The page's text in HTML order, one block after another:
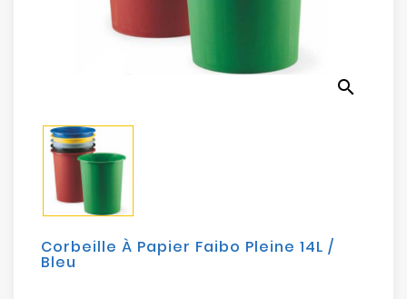
Electroménager
Sécurité
Mobilités
search
Corbeille À Papier Faibo Pleine 14L /
Bleu